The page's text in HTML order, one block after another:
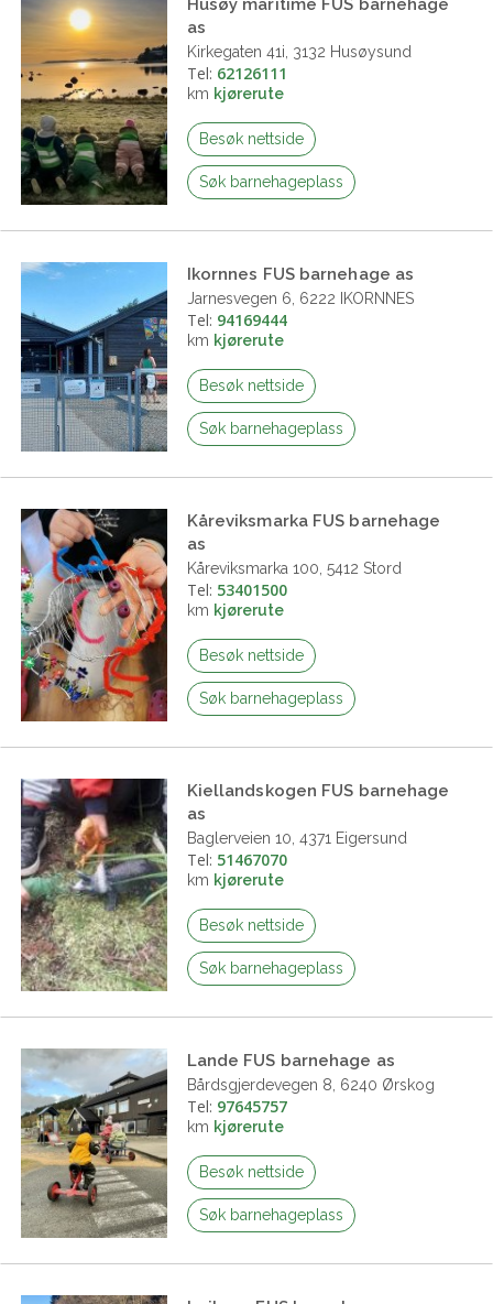
Husøy maritime FUS barnehage
as
Kirkegaten 41i, 3132 Husøysund
Tel: 62126111
km kjørerute
Besøk nettside
Søk barnehageplass
Ikornnes FUS barnehage as
Jarnesvegen 6, 6222 IKORNNES
Tel: 94169444
km kjørerute
Besøk nettside
Søk barnehageplass
Kåreviksmarka FUS barnehage
as
Kåreviksmarka 100, 5412 Stord
Tel: 53401500
km kjørerute
Besøk nettside
Søk barnehageplass
Kiellandskogen FUS barnehage
as
Baglerveien 10, 4371 Eigersund
Tel: 51467070
km kjørerute
Besøk nettside
Søk barnehageplass
Lande FUS barnehage as
Bårdsgjerdevegen 8, 6240 Ørskog
Tel: 97645757
km kjørerute
Besøk nettside
Søk barnehageplass